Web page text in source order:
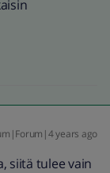
years ago
siitä tulee vain